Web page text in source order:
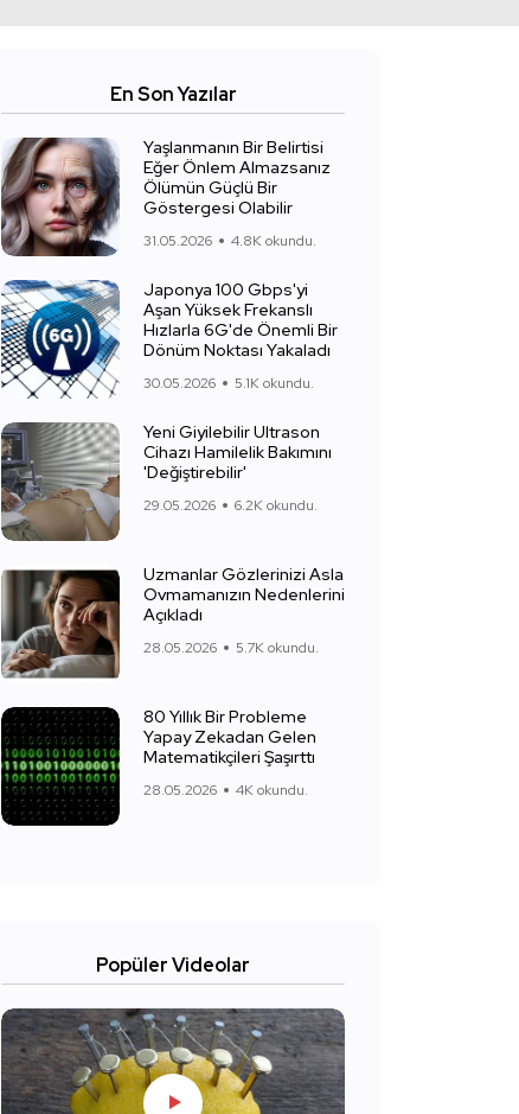
En Son Yazılar
Yaşlanmanın Bir Belirtisi
Eğer Önlem Almazsanız
Ölümün Güçlü Bir
Göstergesi Olabilir
31.05.2026 4.8K okundu.
Japonya 100 Gbps'yi
Aşan Yüksek Frekanslı
Hızlarla 6G'de Önemli Bir
Dönüm Noktası Yakaladı
30.05.2026 5.1K okundu.
Yeni Giyilebilir Ultrason
Cihazı Hamilelik Bakımını
'Değiştirebilir'
29.05.2026 6.2K okundu.
Uzmanlar Gözlerinizi Asla
Ovmamanızın Nedenlerini
Açıkladı
28.05.2026 5.7K okundu.
80 Yıllık Bir Probleme
Yapay Zekadan Gelen
Matematikçileri Şaşırttı
28.05.2026 4K okundu.
Popüler Videolar